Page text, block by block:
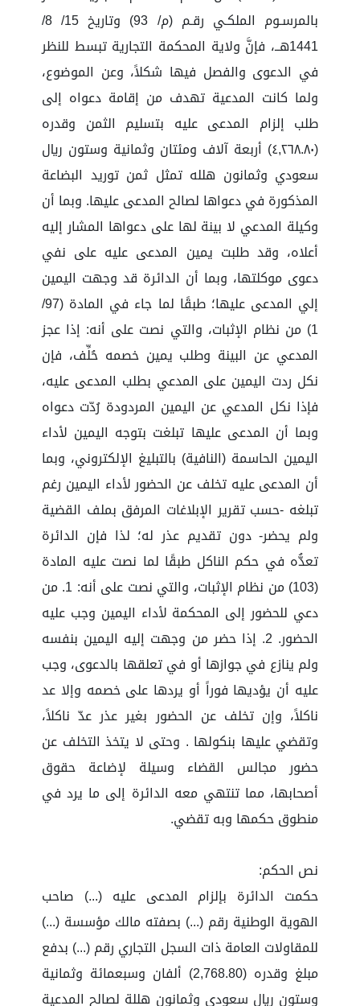
بالمرسـوم الملكـي رقـم (م/ 93) وتاريخ 15/ 8/
1441هــ، فإنَّ ولاية المحكمة التجارية تبسط للنظر
في الدعوى والفصل فيها شكلاً، وعن الموضوع،
ولما كانت المدعية تهدف من إقامة دعواه إلى
طلب إلزام المدعى عليه بتسليم الثمن وقدره
(٤,٢٦٨.٨٠) أربعة آلاف ومئتان وثمانية وستون ريال
سعودي وثمانون هلله تمثل ثمن توريد البضاعة
المذكورة في دعواها لصالح المدعى عليها. وبما أن
وكيلة المدعي لا بينة لها على دعواها المشار إليه
أعلاه، وقد طلبت يمين المدعى عليه على نفي
دعوى موكلتها، وبما أن الدائرة قد وجهت اليمين
إلي المدعى عليها؛ طبقًا لما جاء في المادة (97/
1) من نظام الإثبات، والتي نصت على أنه: إذا عجز
المدعي عن البينة وطلب يمين خصمه حُلِّف، فإن
نكل ردت اليمين على المدعي بطلب المدعى عليه،
فإذا نكل المدعي عن اليمين المردودة رُدّت دعواه
وبما أن المدعى عليها تبلغت بتوجه اليمين لأداء
اليمين الحاسمة (النافية) بالتبليغ الإلكتروني، وبما
أن المدعى عليه تخلف عن الحضور لأداء اليمين رغم
تبلغه -حسب تقرير الإبلاغات المرفق بملف القضية
ولم يحضر- دون تقديم عذر له؛ لذا فإن الدائرة
تعدُّه في حكم الناكل طبقًا لما نصت عليه المادة
(103) من نظام الإثبات، والتي نصت على أنه: 1. من
دعي للحضور إلى المحكمة لأداء اليمين وجب عليه
الحضور. 2. إذا حضر من وجهت إليه اليمين بنفسه
ولم ينازع في جوازها أو في تعلقها بالدعوى، وجب
عليه أن يؤديها فوراً أو يردها على خصمه وإلا عد
ناكلاً، وإن تخلف عن الحضور بغير عذر عدّ ناكلاً،
وتقضي عليها بنكولها . وحتى لا يتخذ التخلف عن
حضور مجالس القضاء وسيلة لإضاعة حقوق
أصحابها، مما تنتهي معه الدائرة إلى ما يرد في
منطوق حكمها وبه تقضي.
نص الحكم:
حكمت الدائرة بإلزام المدعى عليه (...) صاحب
الهوية الوطنية رقم (...) بصفته مالك مؤسسة (...)
للمقاولات العامة ذات السجل التجاري رقم (...) بدفع
مبلغ وقدره (2,768.80) ألفان وسبعمائة وثمانية
وستون ريال سعودي وثمانون هللة لصالح المدعية